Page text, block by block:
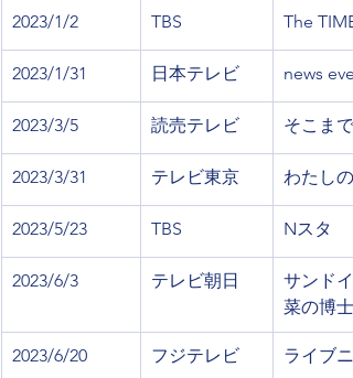
2023/1/2 TBS The TIME
2023/1/31 日本テレビ news
2023/3/5 読売テレビ そこま
2023/3/31 テレビ東京 わたし
2023/5/23 TBS Nスタ
​2023/6/3 テレビ朝日
サンド
菜の博士
2023/6/20 フジテレビ ライブ